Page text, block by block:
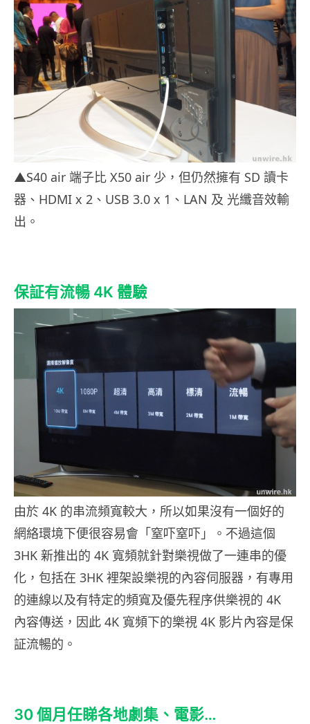
▲S40 air 端子比 X50 air 少，但仍然擁有 SD 讀卡
器、HDMI x 2、USB 3.0 x 1、LAN 及 光纖音效輸
出。
保証有流暢 4K 體驗
由於 4K 的串流頻寬較大，所以如果沒有一個好的
網絡環境下便很容易會「窒吓窒吓」。不過這個
3HK 新推出的 4K 寬頻就針對樂視做了一連串的優
化，包括在 3HK 裡架設樂視的內容伺服器，有專用
的連線以及有特定的頻寬及優先程序供樂視的 4K
內容傳送，因此 4K 寬頻下的樂視 4K 影片內容是保
証流暢的。
30 個月任睇各地劇集、電影…